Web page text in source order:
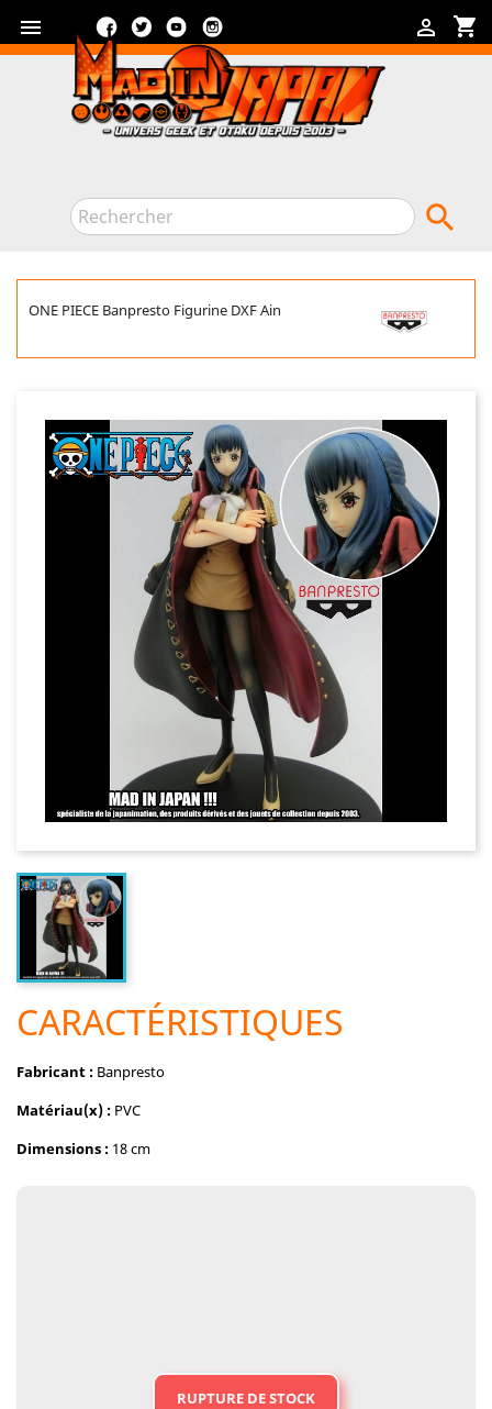
 shopping_cart

FacebookTwitterYouTube

ONE PIECE Banpresto Figurine DXF Ain
CARACTÉRISTIQUES
Fabricant : Banpresto
Matériau(x) : PVC
Dimensions : 18 cm
RUPTURE DE STOCK